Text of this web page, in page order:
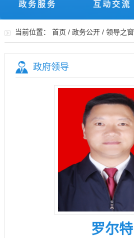
政务服务 互动交流
当前位置： 首页 / 政务公开/ 领导之窗
政府领导
罗尔特